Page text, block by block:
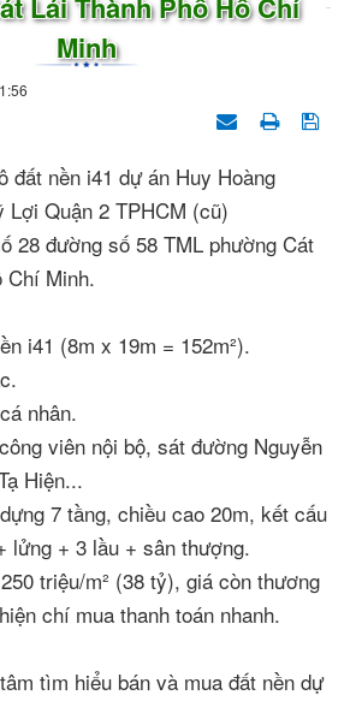
Minh
đất nền i41 dự án Huy Hoàng
Lợi Quận 2 TPHCM (cũ)
28 đường số 58 TML phường Cát
Chí Minh.
i41 (8m x 19m = 152m²).
nhân.
viên nội bộ, sát đường Nguyễn
Hiện...
7 tầng, chiều cao 20m, kết cấu
lửng + 3 lầu + sân thượng.
triệu/m² (38 tỷ), giá còn thương
chí mua thanh toán nhanh.
tìm hiểu bán và mua đất nền dự